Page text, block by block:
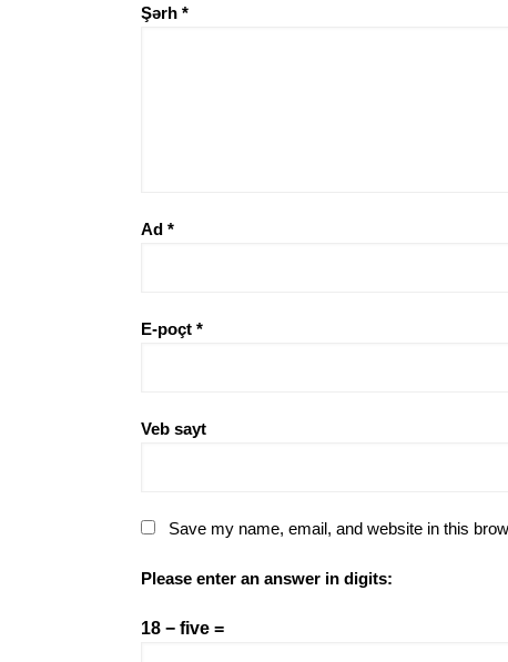
Şərh *
Ad *
E-poçt *
Veb sayt
Save my name, email, and website in this
Please enter an answer in digits:
18 − five =